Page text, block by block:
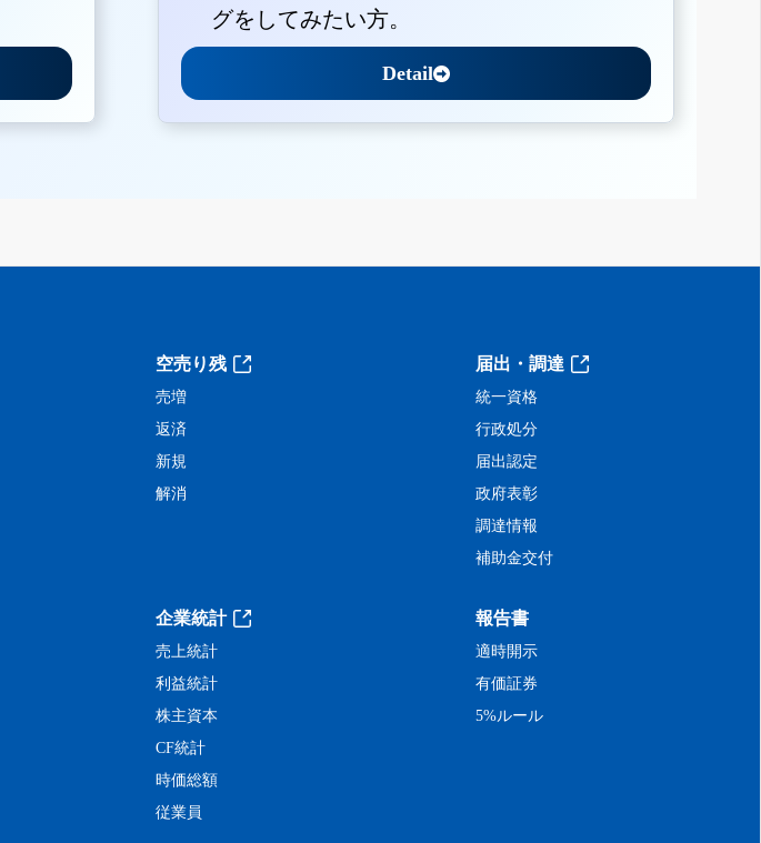
グをしてみたい方。
Detail
空売り残
売増
返済
新規
解消
届出・調達
統一資格
行政処分
届出認定
政府表彰
調達情報
補助金交付
企業統計
売上統計
利益統計
株主資本
CF統計
時価総額
従業員
報告書
適時開示
有価証券
5%ルール